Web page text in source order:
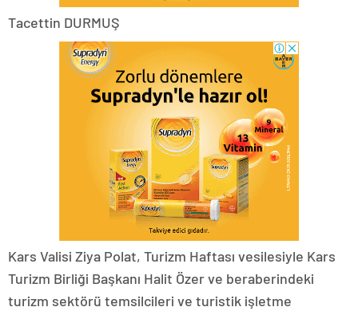
Tacettin DURMUŞ
Kars Valisi Ziya Polat, Turizm Haftası vesilesiyle Kars
Turizm Birliği Başkanı Halit Özer ve beraberindeki
turizm sektörü temsilcileri ve turistik işletme